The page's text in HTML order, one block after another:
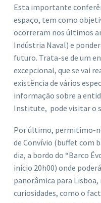
Esta importante
espaço, tem como
ocorreram nos últimos
Indústria Naval) e
futuro. Trata-se de um
excepcional, que se vai
existência de vários
informação sobre a
Institute, pode visitar o
Por último, permitimo-
de Convívio (buffet com
dia, a bordo do “Barco
início 20h00) onde
panorâmica para
curiosidades, como o